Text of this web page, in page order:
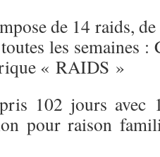
de 14 raids,
les semaines :
« RAIDS »
pris 102 jours
pour raison